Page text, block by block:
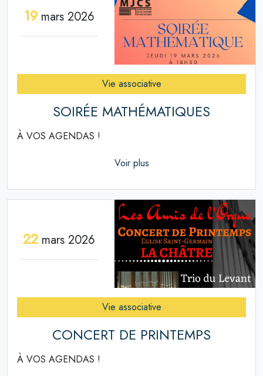
19mars 2026
Vie associative
SOIRÉE MATHÉMATIQUES
À VOS AGENDAS !
Voir plus
22 mars 2026
Vie associative
CONCERT DE PRINTEMPS
À VOS AGENDAS !